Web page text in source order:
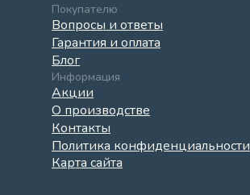
Покупателю
Вопросы и ответы
Гарантия и оплата
Блог
Информация
Акции
О производстве
Контакты
Политика конфиденциальности
Карта сайта